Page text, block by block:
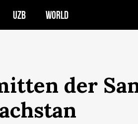
UZB WORLD
der